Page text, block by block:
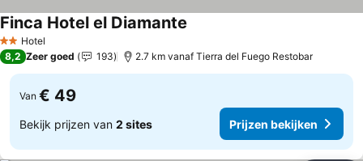
2 Sterren
Hotel
Finca Hotel el Diamante
8,2 Zeer goed 193 2.7 km vanaf Tierra del Fuego Restobar
Van € 49
Bekijk prijzen van 2 sites Prijzen bekijken